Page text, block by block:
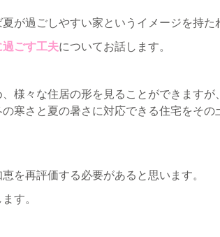
が過ごしやすい家というイメージを持た
ごす工夫についてお話します。
様々な住居の形を見ることができます
寒さと夏の暑さに対応できる住宅をその
を再評価する必要があると思います。
す。